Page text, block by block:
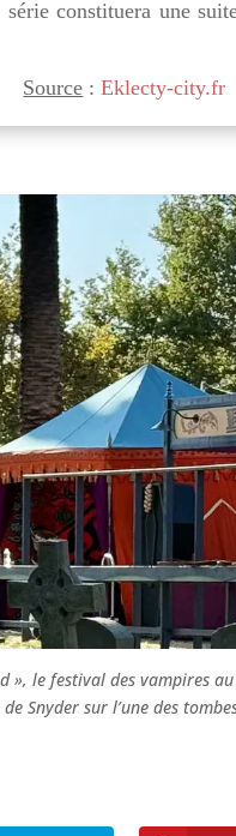
constituera une
Source :Eklecty-city.fr
», le festival des vampires
de Snyder sur l’une des